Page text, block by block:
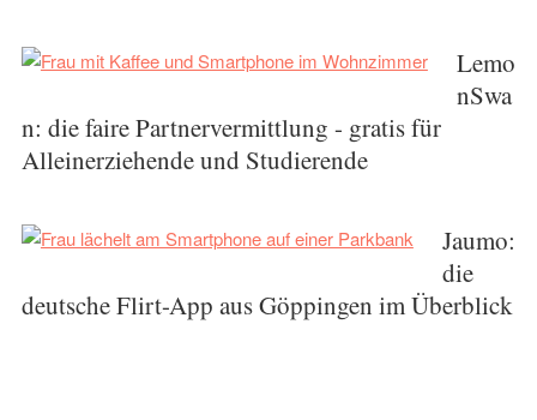
Lemo
nSwa
n: die faire Partnervermittlung - gratis für
Alleinerziehende und Studierende
Jaumo:
die
deutsche Flirt-App aus Göppingen im Überblick